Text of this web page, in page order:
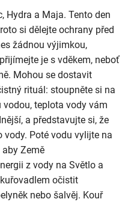
Hydra a Maja. Tento den
si dělejte ochrany před
žádnou výjimkou,
je s vděkem, neboť
Mohou se dostavit
rituál: stoupněte si na
teplota vody vám
a představujte si, že
Poté vodu vylijte na
Země
z vody na Světlo a
očistit
nebo šalvěj. Kouř